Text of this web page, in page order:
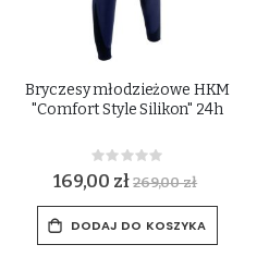
Bryczesy młodzieżowe HKM
"Comfort Style Silikon" 24h
Rating:
0%
169,00 zł269,00 zł
DODAJ DO KOSZYKA